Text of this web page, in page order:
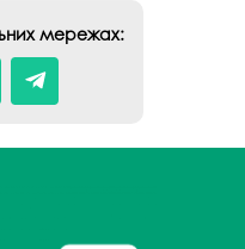
мережах: